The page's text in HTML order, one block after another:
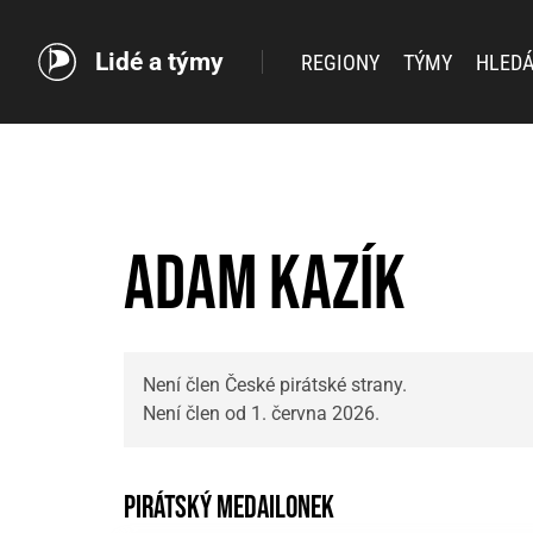
Lidé a týmy REGIONY TÝMY
Adam Kazík
Není člen České pirátské strany.
Není člen od 1. června 2026.
Pirátský medailonek